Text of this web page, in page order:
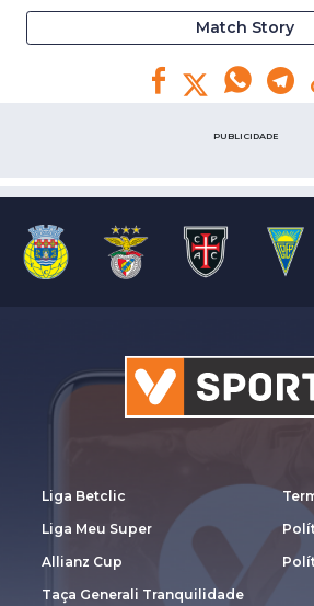
Match Story
PUBLICIDADE
Liga Betclic
Liga Meu Super
Allianz Cup
Taça Generali Tranquilidade